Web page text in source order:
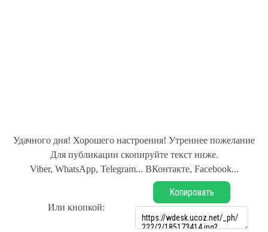
Удачного дня! Хорошего настроения! Утреннее пожелание
Для публикации скопируйте текст ниже.
Viber, WhatsApp, Telegram... ВКонтакте, Facebook...
Или кнопкой:
Копировать